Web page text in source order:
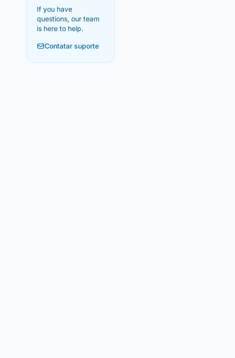
If you have
questions, our team
is here to help.
Contatar suporte